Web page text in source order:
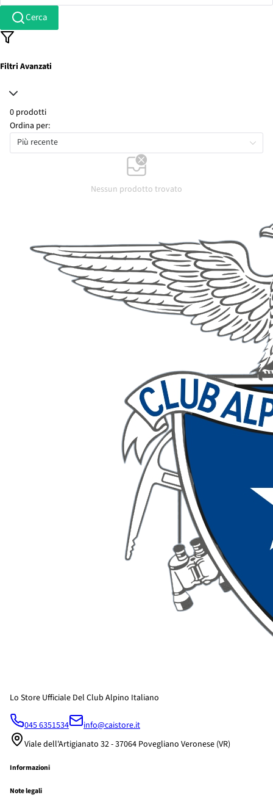
Cerca
Filtri Avanzati
0 prodotti
Ordina per:
Più recente
Nessun prodotto trovato
Lo Store Ufficiale Del Club Alpino Italiano
045 6351534
info@caistore.it
Viale dell'Artigianato 32 - 37064 Povegliano Veronese (VR)
Informazioni
Note legali